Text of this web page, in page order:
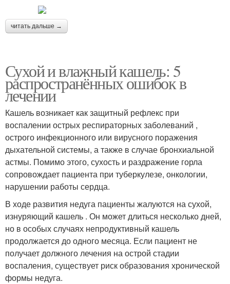
читать дальше →
Сухой и влажный кашель: 5
распространённых ошибок в
лечении
Кашель возникает как защитный рефлекс при
воспалении острых респираторных заболеваний ,
острого инфекционного или вирусного поражения
дыхательной системы, а также в случае бронхиальной
астмы. Помимо этого, сухость и раздражение горла
сопровождает пациента при туберкулезе, онкологии,
нарушении работы сердца.
В ходе развития недуга пациенты жалуются на сухой,
изнуряющий кашель . Он может длиться несколько дней,
но в особых случаях непродуктивный кашель
продолжается до одного месяца. Если пациент не
получает должного лечения на острой стадии
воспаления, существует риск образования хронической
формы недуга.